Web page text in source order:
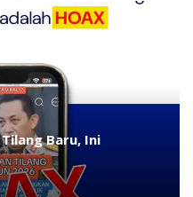
Baru, Ini